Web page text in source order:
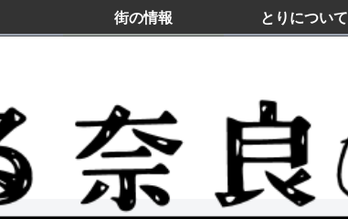
街の情報 とりについて